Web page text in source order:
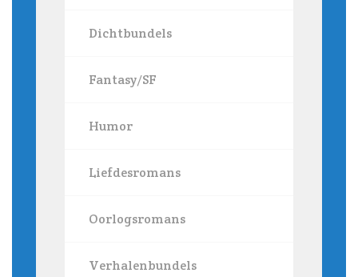
Dichtbundels
Fantasy/SF
Humor
Liefdesromans
Oorlogsromans
Verhalenbundels